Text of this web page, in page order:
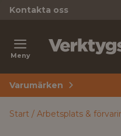
Kontakta oss
Meny
Varumärken
Start Arbetsplats &